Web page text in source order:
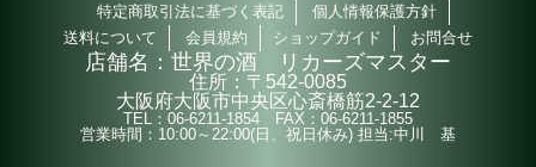
特定商取引法に基づく表記
個人情報保護方針
送料について
会員規約 ショップガイド お問合せ
店舗名： 世界の酒 リカーズマスター
住所： 〒542-0085
大阪府大阪市中央区心斎橋筋2-2-12
TEL： 06-6211-1854 FAX： 06-6211-1855
営業時間： 10:00～22:00(日、祝日休み) 担当:中川 基